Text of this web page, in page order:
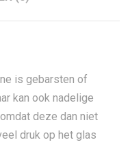
is gebarsten of
kan ook nadelige
deze dan niet
druk op het glas